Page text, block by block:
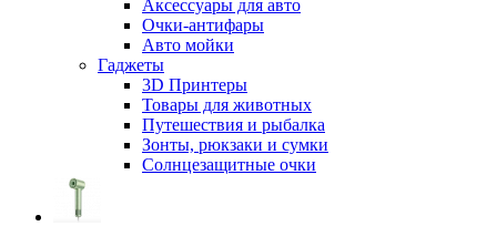
Аксессуары для авто
Очки-антифары
Авто мойки
Гаджеты
3D Принтеры
Товары для животных
Путешествия и рыбалка
Зонты, рюкзаки и сумки
Солнцезащитные очки